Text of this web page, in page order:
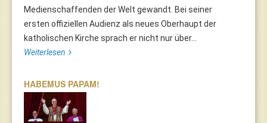
Medienschaffenden der Welt gewandt. Bei seiner
ersten offiziellen Audienz als neues Oberhaupt der
katholischen Kirche sprach er nicht nur über...
Weiterlesen
HABEMUS PAPAM!